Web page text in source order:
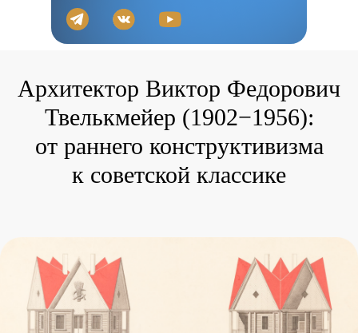
Архитектор Виктор Федорович
Твелькмейер (1902−1956):
от раннего конструктивизма
к советской классике